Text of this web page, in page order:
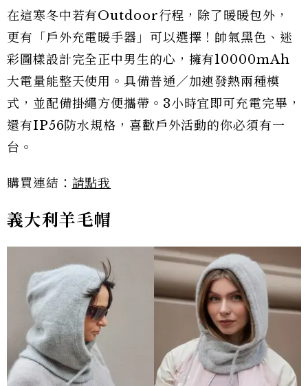
在這寒冬中若有Outdoor行程，除了暖暖包外，
更有「戶外充電暖手器」可以選擇！帥氣黑色、迷
彩圖樣設計完全正中男生的心，擁有10000mAh
大電量能整天使用。具備普通／加速發熱兩種模
式，並配備掛繩方便攜帶。3小時宜即可充電完畢，
還有IP56防水規格，喜歡戶外活動的你必須有一
台。
購買連結： 請點我
義大利羊毛帽